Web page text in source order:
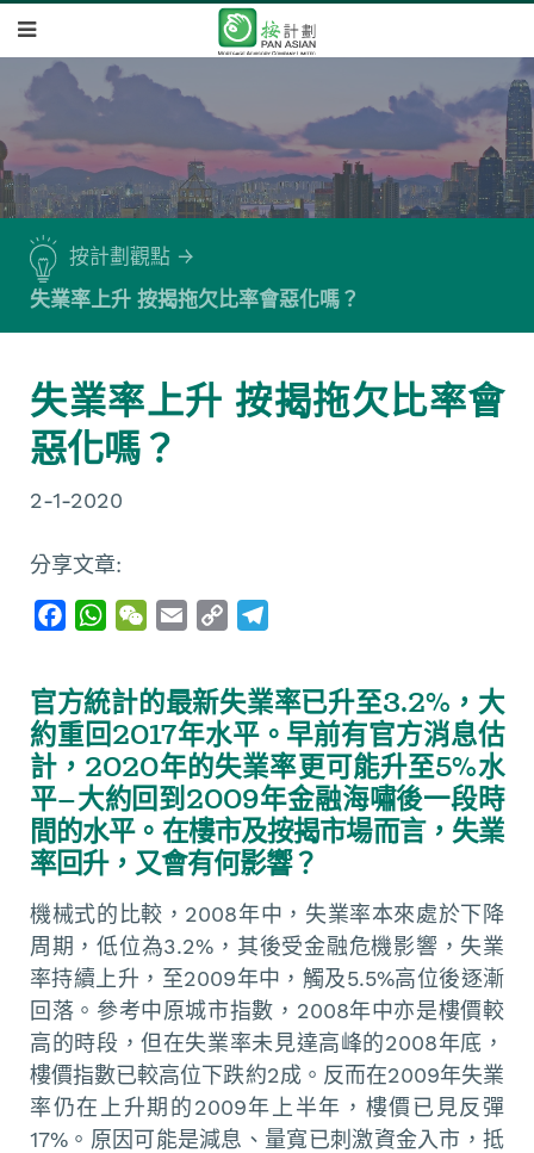
按計劃觀點
失業率上升 按揭拖欠比率會惡化嗎？
失業率上升 按揭拖欠比率會
惡化嗎？
2-1-2020
分享文章:
e
b
o
o
k
W
t
s
A
p
p
W
h
a
t
i
l
y
L
i
n
k
e
g
r
a
m
官方統計的最新失業率已升至3.2%，大
約重回2017年水平。早前有官方消息估
計，2020年的失業率更可能升至5%水
平—大約回到2009年金融海嘯後一段時
間的水平。在樓市及按揭市場而言，失業
率回升，又會有何影響？
機械式的比較，2008年中，失業率本來處於下降
周期，低位為3.2%，其後受金融危機影響，失業
率持續上升，至2009年中，觸及5.5%高位後逐漸
回落。參考中原城市指數，2008年中亦是樓價較
高的時段，但在失業率未見達高峰的2008年底，
樓價指數已較高位下跌約2成。反而在2009年失業
率仍在上升期的2009年上半年，樓價已見反彈
17%。原因可能是減息、量寬已刺激資金入市，抵